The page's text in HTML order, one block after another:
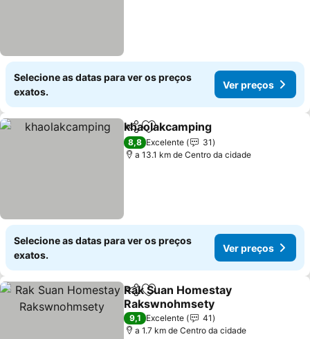
Selecione as datas para ver os preços
exatos.
Ver preços
PartilharAdicionar aos favoritos
khaolakcamping
8,8 Excelente
31
a 13.1 km de Centro da cidade
Selecione as datas para ver os preços
exatos.
Ver preços
PartilharAdicionar aos favoritos
Rak Suan Homestay
Rakswnohmsety
9,1 Excelente
41
a 1.7 km de Centro da cidade